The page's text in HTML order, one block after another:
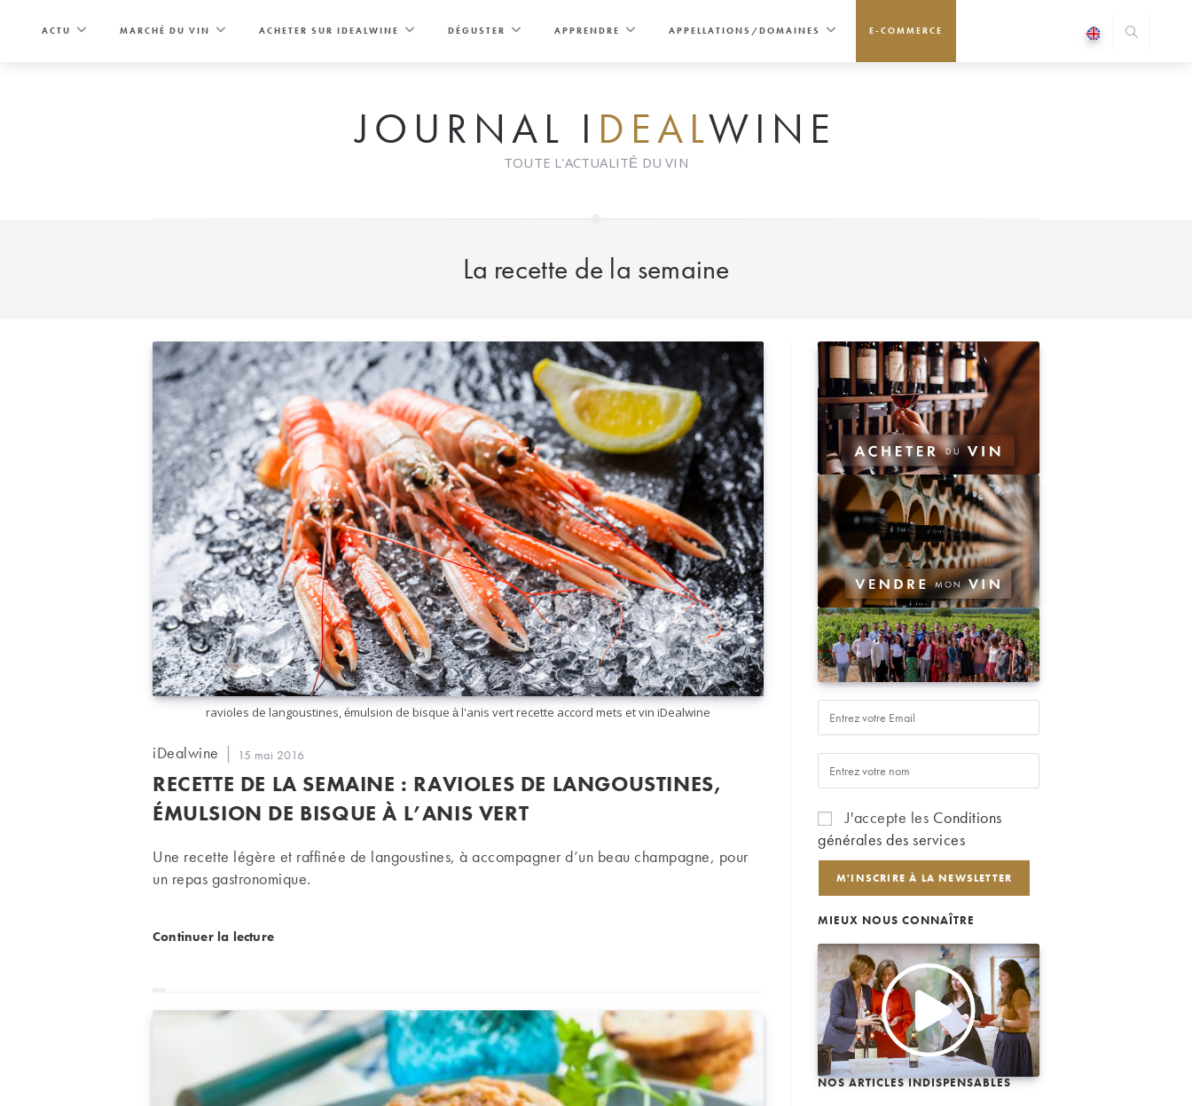
ACTU MARCHÉ DU VIN ACHETER SUR IDEALWINE DÉGUSTER APPRENDRE APPELLATIONS/DOMAINES E-COMMERCE
JOURNAL I DEALWINE
TOUTE L'ACTUALITÉ DU VIN
La recette de la semaine
ravioles de langoustines, émulsion de bisque à l'anis vert recette accord mets et vin iDealwine
Auteur/autrice
la
publication :
iDealwine
Publication
15 mai 2016
RECETTE DE LA SEMAINE : RAVIOLES DE LANGOUSTINES,
ÉMULSION DE BISQUE À L’ANIS VERT
Une recette légère et raffinée de langoustines, à accompagner d’un beau champagne, pour
un repas gastronomique.
Continuer la lectureRecette de la semaine : ravioles de langoustines, émulsion de bisque à l’anis vert
J'accepte les Conditions
générales des services
MIEUX NOUS CONNAÎTRE
NOS ARTICLES INDISPENSABLES